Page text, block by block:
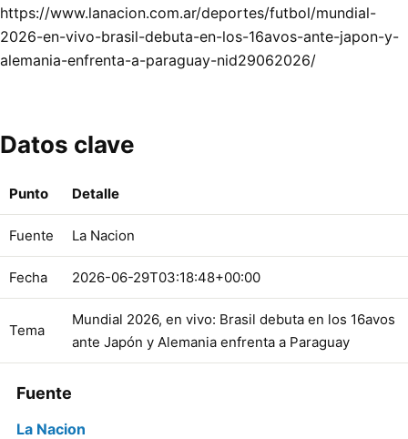
https://www.lanacion.com.ar/deportes/futbol/mundial-
2026-en-vivo-brasil-debuta-en-los-16avos-ante-japon-y-
alemania-enfrenta-a-paraguay-nid29062026/
Datos clave
Punto Detalle
Fuente La Nacion
Fecha 2026-06-29T03:18:48+00:00
Tema
Mundial 2026, en vivo: Brasil debuta en los 16avos
ante Japón y Alemania enfrenta a Paraguay
Fuente
La Nacion